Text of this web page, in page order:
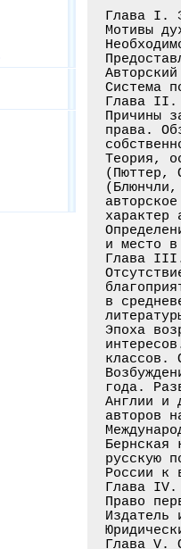
Глава I.
Мотивы
Система
Глава
Причины
права.
Теория,
(Пюттер,
и место в
Глава
в
Эпоха
классов.
года.
Англии и
авторов
Бернская
русскую
России к
Глава
Право
Издатель
Глава